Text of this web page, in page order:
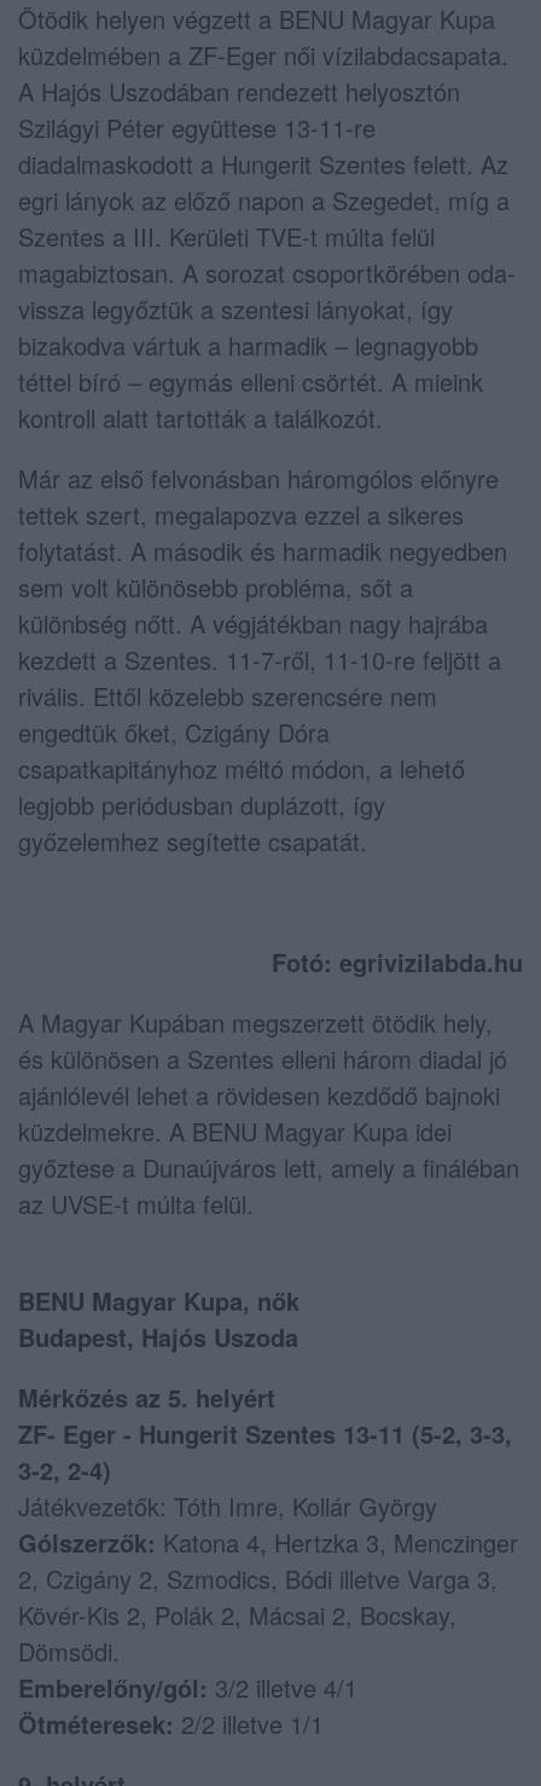
Ötödik helyen végzett a BENU Magyar Kupa
küzdelmében a ZF-Eger női vízilabdacsapata.
A Hajós Uszodában rendezett helyosztón
Szilágyi Péter együttese 13-11-re
diadalmaskodott a Hungerit Szentes felett. Az
egri lányok az előző napon a Szegedet, míg a
Szentes a III. Kerületi TVE-t múlta felül
magabiztosan. A sorozat csoportkörében oda-
vissza legyőztük a szentesi lányokat, így
bizakodva vártuk a harmadik – legnagyobb
téttel bíró – egymás elleni csörtét. A mieink
kontroll alatt tartották a találkozót.
Már az első felvonásban háromgólos előnyre
tettek szert, megalapozva ezzel a sikeres
folytatást. A második és harmadik negyedben
sem volt különösebb probléma, sőt a
különbség nőtt. A végjátékban nagy hajrába
kezdett a Szentes. 11-7-ről, 11-10-re feljött a
rivális. Ettől közelebb szerencsére nem
engedtük őket, Czigány Dóra
csapatkapitányhoz méltó módon, a lehető
legjobb periódusban duplázott, így
győzelemhez segítette csapatát.
Fotó: egrivizilabda.hu
A Magyar Kupában megszerzett ötödik hely,
és különösen a Szentes elleni három diadal jó
ajánlólevél lehet a rövidesen kezdődő bajnoki
küzdelmekre. A BENU Magyar Kupa idei
győztese a Dunaújváros lett, amely a fináléban
az UVSE-t múlta felül.
BENU Magyar Kupa, nők
Budapest, Hajós Uszoda
Mérkőzés az 5. helyért
ZF- Eger - Hungerit Szentes 13-11 (5-2, 3-3,
3-2, 2-4)
Játékvezetők: Tóth Imre, Kollár György
Gólszerzők: Katona 4, Hertzka 3, Menczinger
2, Czigány 2, Szmodics, Bódi illetve Varga 3,
Kövér-Kis 2, Polák 2, Mácsai 2, Bocskay,
Dömsödi.
Emberelőny/gól: 3/2 illetve 4/1
Ötméteresek: 2/2 illetve 1/1